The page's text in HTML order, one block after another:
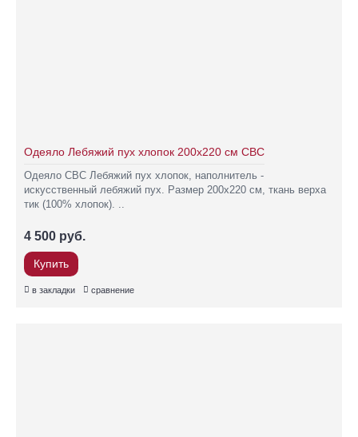
Одеяло Лебяжий пух хлопок 200х220 см СВС
Одеяло СВС Лебяжий пух хлопок, наполнитель -
искусственный лебяжий пух. Размер 200х220 см, ткань верха
тик (100% хлопок). ..
4 500 руб.
Купить
в закладки сравнение